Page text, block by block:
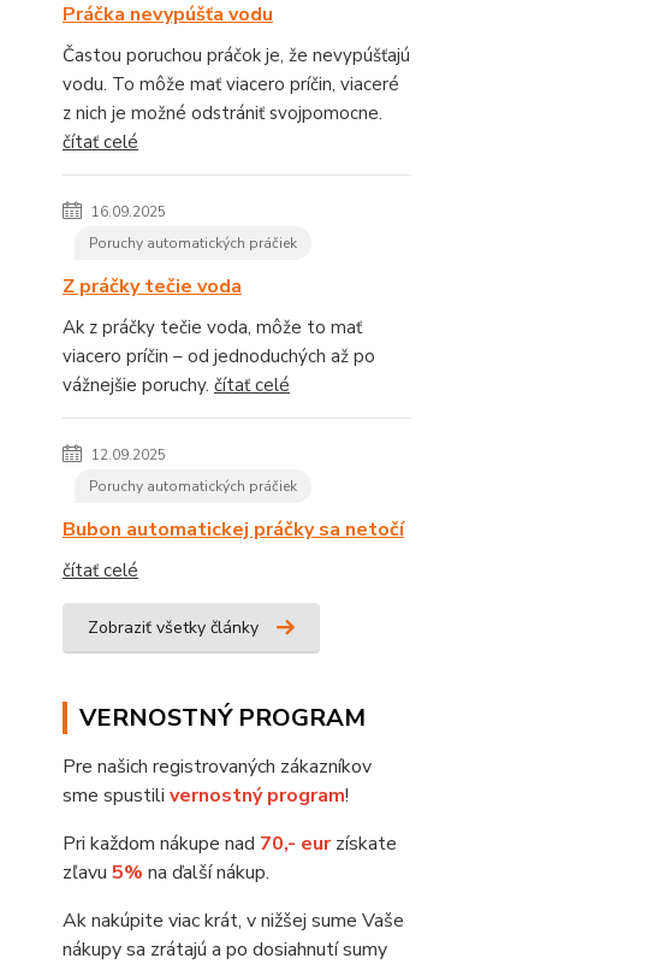
Práčka nevypúšťa vodu
Častou poruchou práčok je, že nevypúšťajú
vodu. To môže mať viacero príčin, viaceré
z nich je možné odstrániť svojpomocne.
čítať celé
16.09.2025
Poruchy automatických práčiek
Z práčky tečie voda
Ak z práčky tečie voda, môže to mať
viacero príčin – od jednoduchých až po
vážnejšie poruchy. čítať celé
12.09.2025
Poruchy automatických práčiek
Bubon automatickej práčky sa netočí
čítať celé
Zobraziť všetky články
VERNOSTNÝ PROGRAM
Pre našich registrovaných zákazníkov
sme spustili vernostný program!
Pri každom nákupe nad 70,- eurzískate
zľavu 5% na ďalší nákup.
Ak nakúpite viac krát, v nižšej sume Vaše
nákupy sa zrátajú a po dosiahnutí sumy